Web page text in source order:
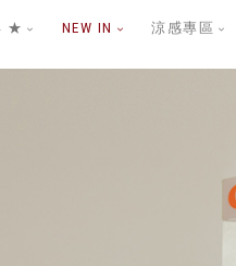
★ NEW IN 涼感專區